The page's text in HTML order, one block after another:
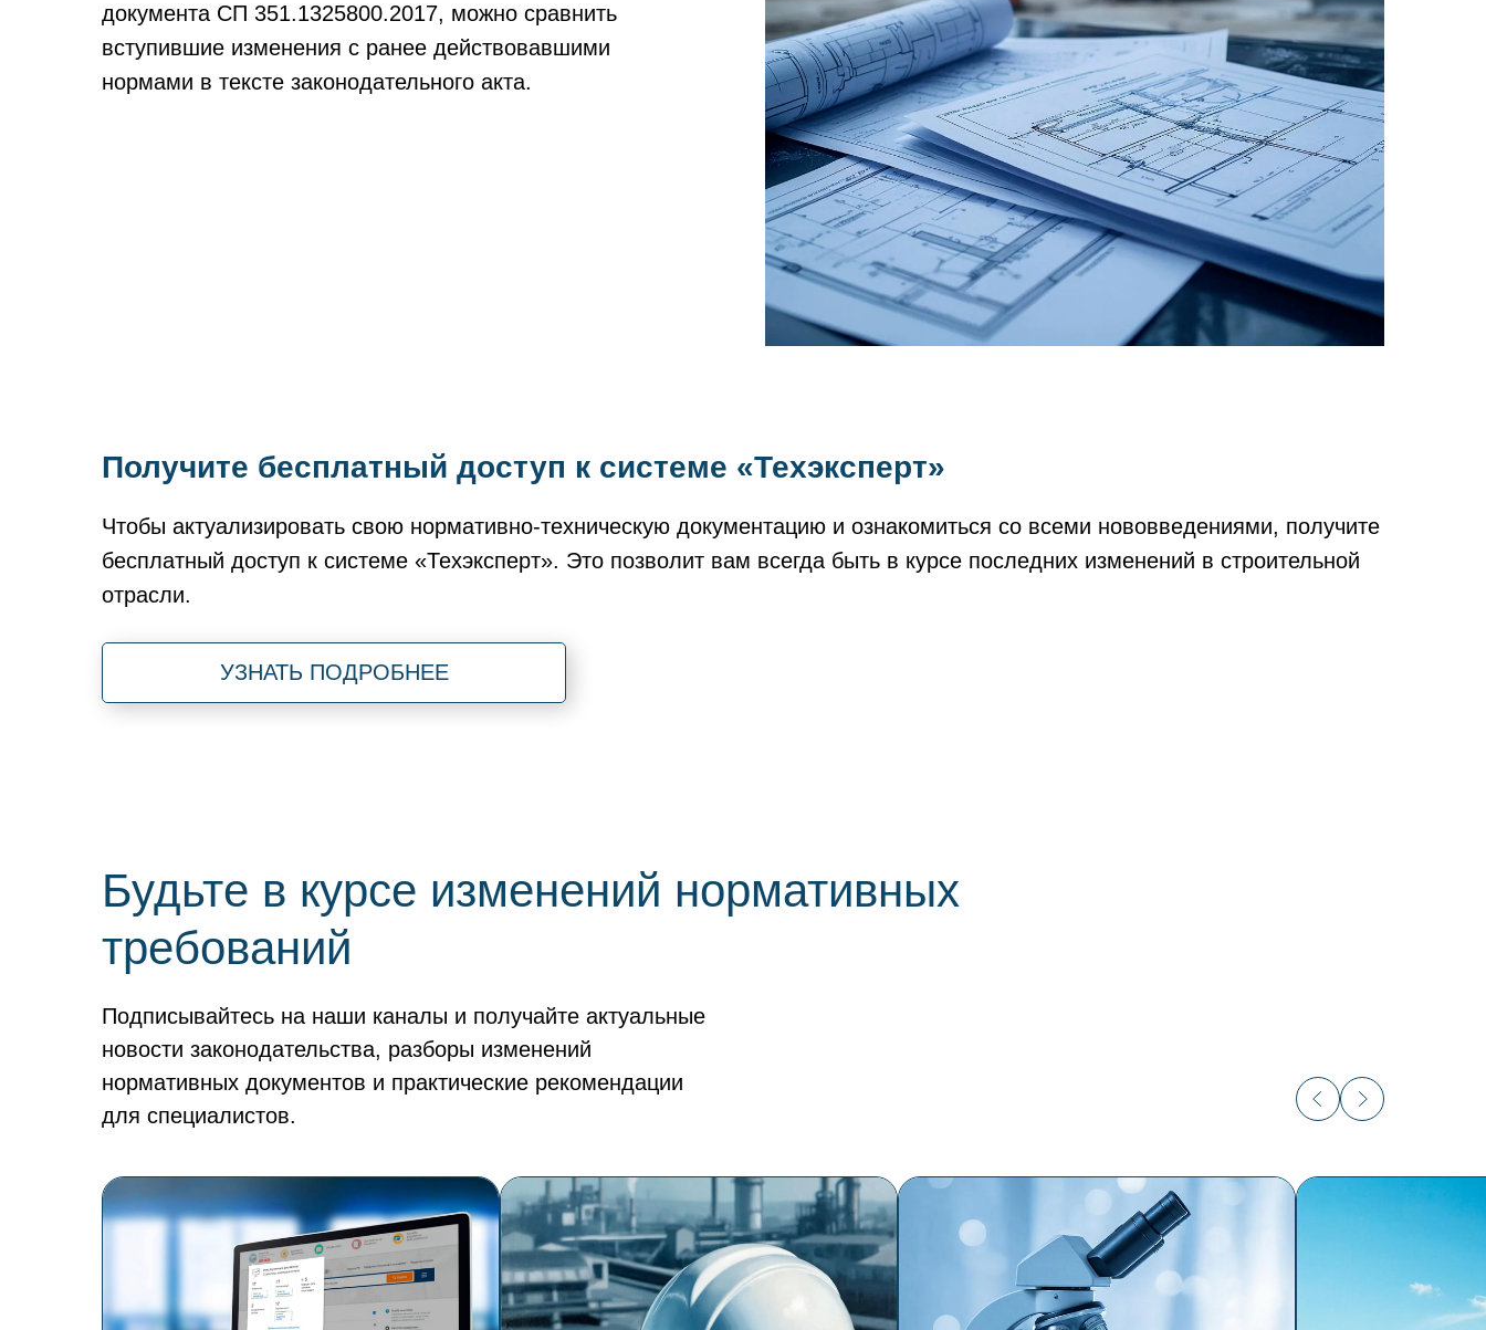
документа СП 351.1325800.2017, можно сравнить
вступившие изменения с ранее действовавшими
нормами в тексте законодательного акта.
Получите бесплатный доступ к системе «Техэксперт»
Чтобы актуализировать свою нормативно-техническую документацию и ознакомиться со всеми нововведениями, получите
бесплатный доступ к системе «Техэксперт». Это позволит вам всегда быть в курсе последних изменений в строительной
отрасли.
УЗНАТЬ ПОДРОБНЕЕ
Будьте в курсе изменений нормативных
требований
Подписывайтесь на наши каналы и получайте актуальные
новости законодательства, разборы изменений
нормативных документов и практические рекомендации
для специалистов.